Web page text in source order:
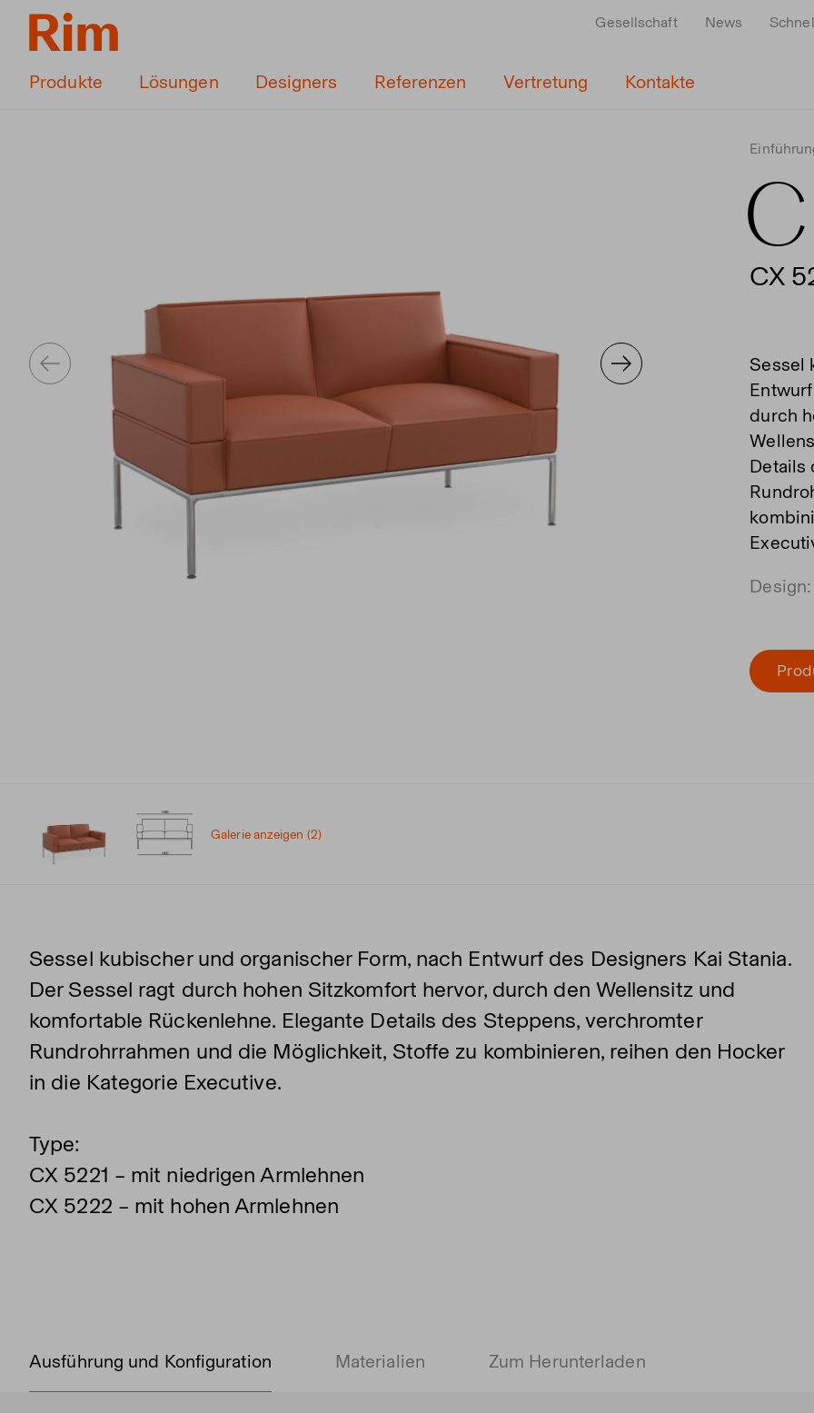
Gesellschaft News
Produkte Lösungen Designers Referenzen Vertretung Kontakte
CX
Sessel
durch
Details
Galerie anzeigen (2)
Sessel kubischer und organischer Form, nach Entwurf des Designers Kai Stania.
Der Sessel ragt durch hohen Sitzkomfort hervor, durch den Wellensitz und
komfortable Rückenlehne. Elegante Details des Steppens, verchromter
Rundrohrrahmen und die Möglichkeit, Stoffe zu kombinieren, reihen den Hocker
in die Kategorie Executive.
Type:
CX 5221 – mit niedrigen Armlehnen
CX 5222 – mit hohen Armlehnen
Ausführung und Konfiguration Materialien Zum Herunterladen